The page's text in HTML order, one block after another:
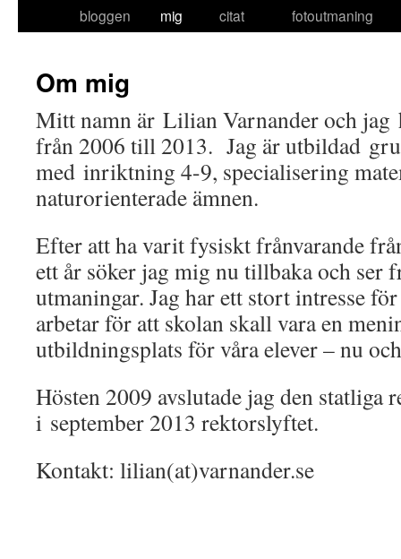
bloggen
mig
citat
fotoutmaning
Om mig
Mitt namn är Lilian Varnander och jag
från 2006 till 2013. Jag är utbildad
med inriktning 4-9, specialisering
naturorienterade ämnen.
Efter att ha varit fysiskt frånvarande
ett år söker jag mig nu tillbaka och ser
utmaningar. Jag har ett stort intresse
arbetar för att skolan skall vara en
utbildningsplats för våra elever – nu
Hösten 2009 avslutade jag den statliga
i september 2013 rektorslyftet.
Kontakt: lilian(at)varnander.se